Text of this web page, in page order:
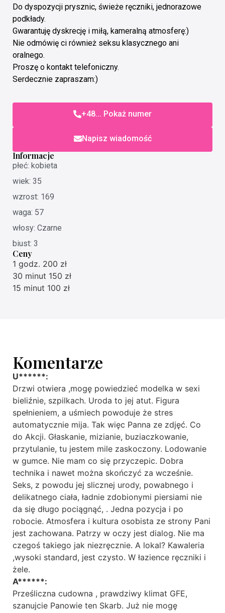
Do dyspozycji prysznic, świeże ręczniki, jednorazowe
podkłady.
Gwarantuję dyskrecję i miłą, kameralną atmosferę:)
Nie odmówię ci również seksu klasycznego ani
oralnego.
Proszę o kontakt telefoniczny.
Serdecznie zapraszam:)
+48... Pokaż numer
Napisz wiadomość
Informacje
płeć: kobieta
wiek: 35
wzrost: 169
waga: 57
włosy: Czarne
biust: 3
Ceny
1 godz. 200 zł
30 minut 150 zł
15 minut 100 zł
Komentarze
U******:
Drzwi otwiera ,mogę powiedzieć modelka w sexi
bieliźnie, szpilkach. Uroda to jej atut. Figura
spełnieniem, a uśmiech powoduje że stres
automatycznie mija. Tak więc Panna ze zdjęć. Co
do Akcji. Głaskanie, mizianie, buziaczkowanie,
przytulanie, tu jestem mile zaskoczony. Lodowanie
w gumce. Nie mam co się przyczepic. Dobra
technika i nawet można skończyć za wcześnie.
Seks, z powodu jej slicznej urody, powabnego i
delikatnego ciała, ładnie zdobionymi piersiami nie
da się długo pociągnąć, . Jedna pozycja i po
robocie. Atmosfera i kultura osobista ze strony Pani
jest zachowana. Patrzy w oczy jest dialog. Nie ma
czegoś takiego jak niezręcznie. A lokal? Kawaleria
,wysoki standard, jest czysto. W łazience ręczniki i
żele.
A******:
Prześliczna cudowna , prawdziwy klimat GFE,
szanujcie Panowie ten Skarb. Już nie mogę